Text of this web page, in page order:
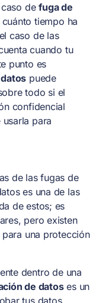
caso defuga de
tiempo ha
caso de las
cuando tu
punto es
puede
todo si el
confidencial
para
de las fugas de
es una de las
de estos; es
pero existen
una protección
dentro de una
de datoses un
tus datos